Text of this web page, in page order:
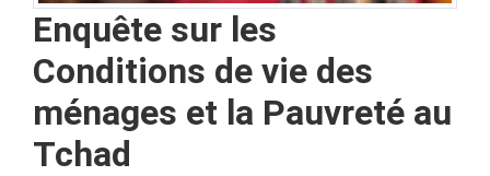
Enquête sur les
Conditions de vie des
ménages et la Pauvreté au
Tchad